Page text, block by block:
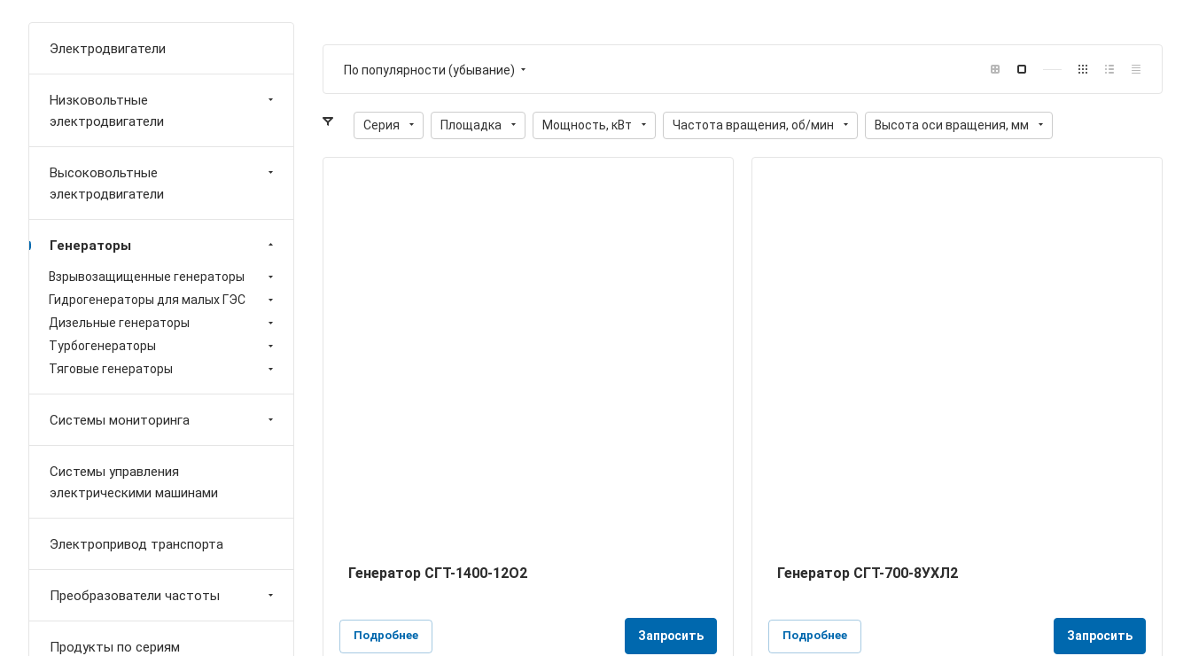
По популярности (убывание)
Серия Площадка Мощность, кВт Частота вращения, об/мин Высота оси вращения, мм
Генератор СГТ-1400-12О2
Подробнее Запросить
Генератор СГТ-700-8УХЛ2
Подробнее Запросить
Электродвигатели
Низковольтные
электродвигатели
Высоковольтные
электродвигатели
Генераторы
Взрывозащищенные генераторы
Гидрогенераторы для малых ГЭС
Дизельные генераторы
Турбогенераторы
Тяговые генераторы
Системы мониторинга
Системы управления
электрическими машинами
Электропривод транспорта
Преобразователи частоты
Продукты по сериям